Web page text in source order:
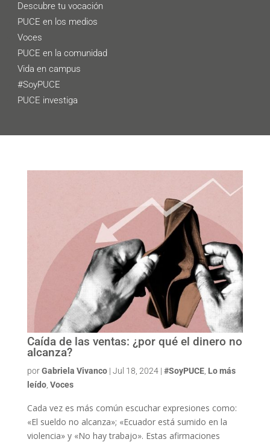
Descubre tu vocación
PUCE en los medios
Voces
PUCE en la comunidad
Vida en campus
#SoyPUCE
PUCE investiga
Caída de las ventas: ¿por qué el dinero no
alcanza?
porGabriela Vivanco| Jul 18, 2024| #SoyPUCE, Lo más
leído, Voces
Cada vez es más común escuchar expresiones como:
«El sueldo no alcanza»; «Ecuador está sumido en la
violencia» y «No hay trabajo». Estas afirmaciones